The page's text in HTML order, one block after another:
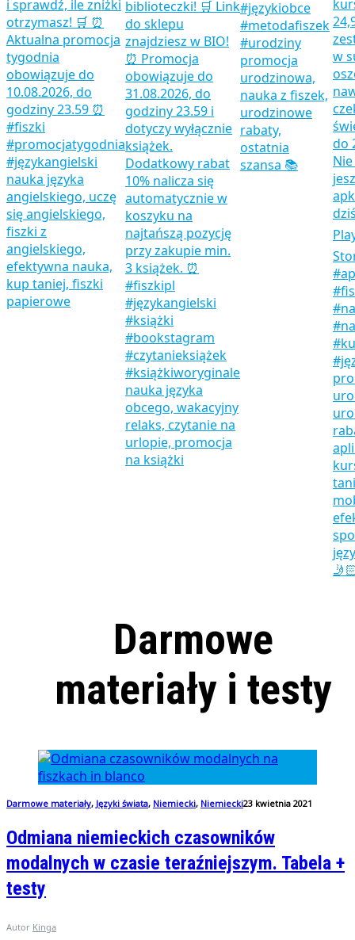
Darmowe
materiały i testy
Darmowe materiały, Języki świata, Niemiecki, Niemiecki23 kwietnia 2021
Odmiana niemieckich czasowników
modalnych w czasie teraźniejszym. Tabela +
testy
Autor Kinga